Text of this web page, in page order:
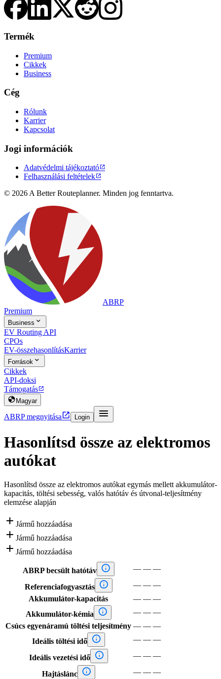
Termék
Premium
Cikkek
Business
Cég
Rólunk
Karrier
Kapcsolat
Jogi információk
Adatvédelmi tájékoztató
Felhasználási feltételek
© 2026 A Better Routeplanner. Minden jog fenntartva.
ABRP
Premium
Business 
EV Routing API
CPOs
EV-összehasonlításKarrier
Források 
Cikkek
API-doksi
Támogatás
 Magyar
ABRP megnyitása Login 
Hasonlítsd össze az elektromos
autókat
Hasonlítsd össze az elektromos autókat egymás mellett akkumulátor-
kapacitás, töltési sebesség, valós hatótáv és útvonal-teljesítmény
elemzése alapján
 Jármű hozzáadása
 Jármű hozzáadása
 Jármű hozzáadása
ABRP becsült hatótáv  — — —
Referenciafogyasztás  — — —
Akkumulátor-kapacitás
— — —
Akkumulátor-kémia
 — — —
Csúcs egyenáramú töltési teljesítmény — — —
Ideális töltési idő
 — — —
Ideális vezetési idő  — — —
Hajtáslánc  — — —